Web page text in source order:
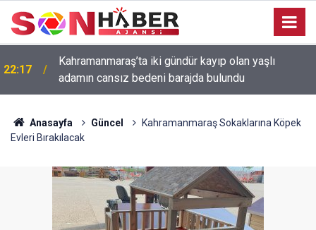
22:17
Kahramanmaraş’ta iki gündür kayıp olan yaşlı
adamın cansız bedeni barajda bulundu
Anasayfa Güncel
Kahramanmaraş Sokaklarına Köpek
Evleri Bırakılacak